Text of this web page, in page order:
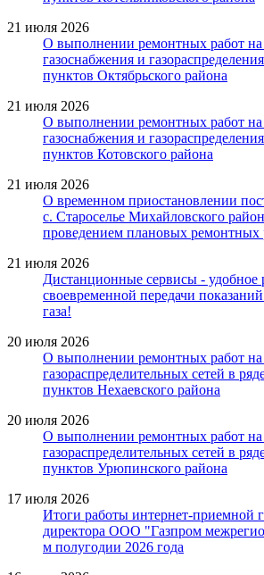
21 июля 2026
О выполнении ремонтных работ на
газоснабжения и
пунктов Октябрьского района
21 июля 2026
О выполнении ремонтных работ на
газоснабжения и
пунктов Котовского района
21 июля 2026
О временном приостановлении
с. Староселье Михайловского
проведением плановых ремонтных
21 июля 2026
Дистанционные сервисы - удобное
своевременной передачи
газа!
20 июля 2026
О выполнении ремонтных работ на
газораспределительных сетей в
пунктов Нехаевского района
20 июля 2026
О выполнении ремонтных работ на
газораспределительных сетей в
пунктов Урюпинского района
17 июля 2026
Итоги работы интернет-приемной
директора ООО "Газпром
м полугодии 2026 года